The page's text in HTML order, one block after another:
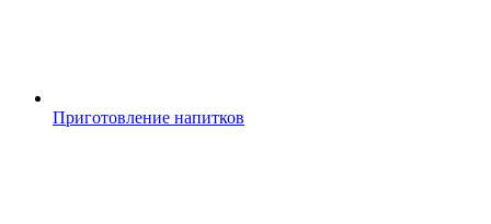
Приготовление напитков